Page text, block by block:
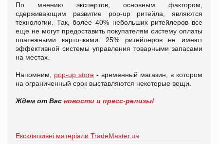
По мнению экспертов, основным фактором,
сдерживающим развитие pop-up ритейла, являются
технологии. Так, более 40% небольших ритейлеров все
еще не могут предоставить покупателям систему оплаты
платежными карточками. 25% ритейлеров не имеют
эффективной системы управления товарными запасами
на местах.
Напомним, pop-up store - временный магазин, в котором
на ограниченный срок выставляются некоторые вещи.
Ждем от Вас новости и пресс-релизы!
Ексклюзивні матеріали TradeMaster.ua